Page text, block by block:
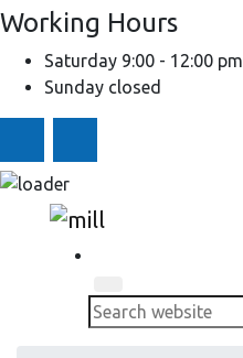
Working Hours
Saturday 9:00 - 12:00 pm
Sunday closed
Skip to content